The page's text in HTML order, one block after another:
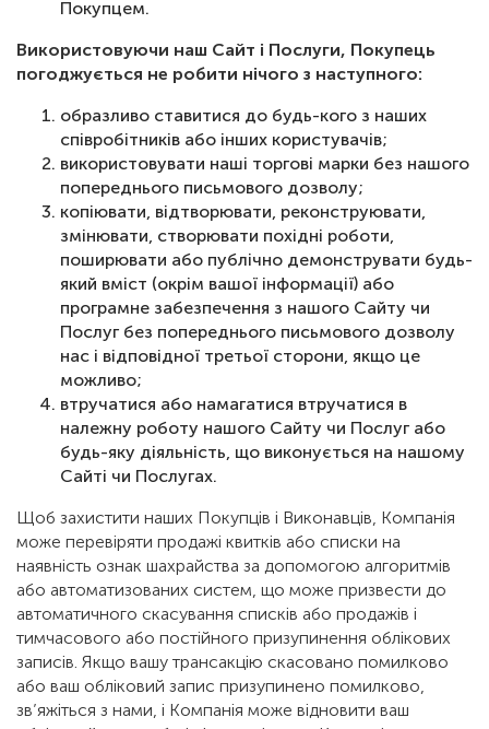
Покупцем.
Використовуючи наш Сайт і Послуги, Покупець
погоджується не робити нічого з наступного:
образливо ставитися до будь-кого з наших
співробітників або інших користувачів;
використовувати наші торгові марки без нашого
попереднього письмового дозволу;
копіювати, відтворювати, реконструювати,
змінювати, створювати похідні роботи,
поширювати або публічно демонструвати будь-
який вміст (окрім вашої інформації) або
програмне забезпечення з нашого Сайту чи
Послуг без попереднього письмового дозволу
нас і відповідної третьої сторони, якщо це
можливо;
втручатися або намагатися втручатися в
належну роботу нашого Сайту чи Послуг або
будь-яку діяльність, що виконується на нашому
Сайті чи Послугах.
Щоб захистити наших Покупців і Виконавців, Компанія
може перевіряти продажі квитків або списки на
наявність ознак шахрайства за допомогою алгоритмів
або автоматизованих систем, що може призвести до
автоматичного скасування списків або продажів і
тимчасового або постійного призупинення облікових
записів. Якщо вашу трансакцію скасовано помилково
або ваш обліковий запис призупинено помилково,
зв’яжіться з нами, і Компанія може відновити ваш